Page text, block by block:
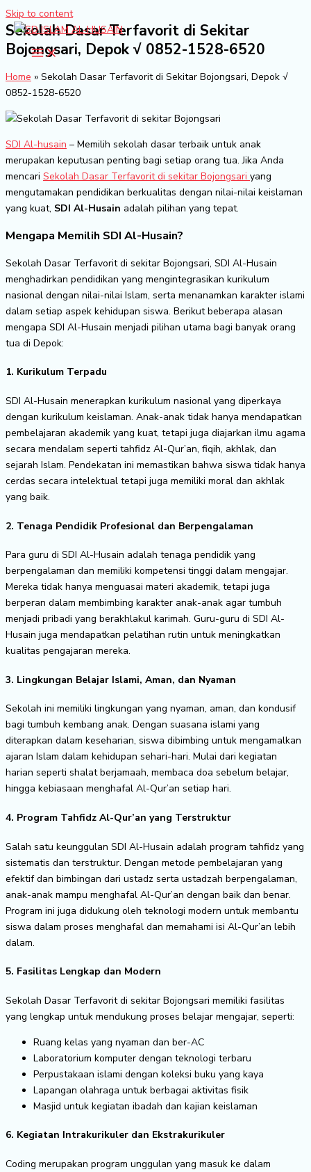
Skip to content
Sekolah Dasar Terfavorit di Sekitar
Bojongsari, Depok √ 0852-1528-6520
Home » Sekolah Dasar Terfavorit di Sekitar Bojongsari, Depok √
0852-1528-6520
SDI Al-husain – Memilih sekolah dasar terbaik untuk anak
merupakan keputusan penting bagi setiap orang tua. Jika Anda
mencari Sekolah Dasar Terfavorit di sekitar Bojongsari yang
mengutamakan pendidikan berkualitas dengan nilai-nilai keislaman
yang kuat, SDI Al-Husain adalah pilihan yang tepat.
Mengapa Memilih SDI Al-Husain?
Sekolah Dasar Terfavorit di sekitar Bojongsari, SDI Al-Husain
menghadirkan pendidikan yang mengintegrasikan kurikulum
nasional dengan nilai-nilai Islam, serta menanamkan karakter islami
dalam setiap aspek kehidupan siswa. Berikut beberapa alasan
mengapa SDI Al-Husain menjadi pilihan utama bagi banyak orang
tua di Depok:
1. Kurikulum Terpadu
SDI Al-Husain menerapkan kurikulum nasional yang diperkaya
dengan kurikulum keislaman. Anak-anak tidak hanya mendapatkan
pembelajaran akademik yang kuat, tetapi juga diajarkan ilmu agama
secara mendalam seperti tahfidz Al-Qur’an, fiqih, akhlak, dan
sejarah Islam. Pendekatan ini memastikan bahwa siswa tidak hanya
cerdas secara intelektual tetapi juga memiliki moral dan akhlak
yang baik.
2. Tenaga Pendidik Profesional dan Berpengalaman
Para guru di SDI Al-Husain adalah tenaga pendidik yang
berpengalaman dan memiliki kompetensi tinggi dalam mengajar.
Mereka tidak hanya menguasai materi akademik, tetapi juga
berperan dalam membimbing karakter anak-anak agar tumbuh
menjadi pribadi yang berakhlakul karimah. Guru-guru di SDI Al-
Husain juga mendapatkan pelatihan rutin untuk meningkatkan
kualitas pengajaran mereka.
3. Lingkungan Belajar Islami, Aman, dan Nyaman
Sekolah ini memiliki lingkungan yang nyaman, aman, dan kondusif
bagi tumbuh kembang anak. Dengan suasana islami yang
diterapkan dalam keseharian, siswa dibimbing untuk mengamalkan
ajaran Islam dalam kehidupan sehari-hari. Mulai dari kegiatan
harian seperti shalat berjamaah, membaca doa sebelum belajar,
hingga kebiasaan menghafal Al-Qur’an setiap hari.
4. Program Tahfidz Al-Qur’an yang Terstruktur
Salah satu keunggulan SDI Al-Husain adalah program tahfidz yang
sistematis dan terstruktur. Dengan metode pembelajaran yang
efektif dan bimbingan dari ustadz serta ustadzah berpengalaman,
anak-anak mampu menghafal Al-Qur’an dengan baik dan benar.
Program ini juga didukung oleh teknologi modern untuk membantu
siswa dalam proses menghafal dan memahami isi Al-Qur’an lebih
dalam.
5. Fasilitas Lengkap dan Modern
Sekolah Dasar Terfavorit di sekitar Bojongsari memiliki fasilitas
yang lengkap untuk mendukung proses belajar mengajar, seperti:
Ruang kelas yang nyaman dan ber-AC
Laboratorium komputer dengan teknologi terbaru
Perpustakaan islami dengan koleksi buku yang kaya
Lapangan olahraga untuk berbagai aktivitas fisik
Masjid untuk kegiatan ibadah dan kajian keislaman
6. Kegiatan Intrakurikuler dan Ekstrakurikuler
Coding merupakan program unggulan yang masuk ke dalam